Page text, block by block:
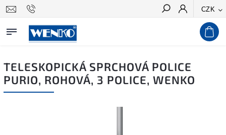
CZK
Hledat
TELESKOPICKÁ SPRCHOVÁ POLICE
PURIO, ROHOVÁ, 3 POLICE, WENKO